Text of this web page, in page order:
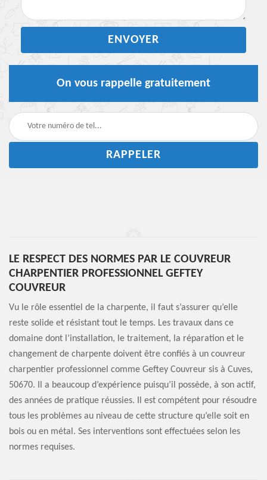
On vous rappelle gratuitement
LE RESPECT DES NORMES PAR LE COUVREUR
CHARPENTIER PROFESSIONNEL GEFTEY
COUVREUR
Vu le rôle essentiel de la charpente, il faut s’assurer qu’elle
reste solide et résistant tout le temps. Les travaux dans ce
domaine dont l’installation, le traitement, la réparation et le
changement de charpente doivent être confiés à un couvreur
charpentier professionnel comme Geftey Couvreur sis à Cuves,
50670. Il a beaucoup d’expérience puisqu’il possède, à son actif,
des années de pratique réussies. Il est compétent pour résoudre
tous les problèmes au niveau de cette structure qu’elle soit en
bois ou en métal. Ses interventions sont effectuées selon les
normes requises.